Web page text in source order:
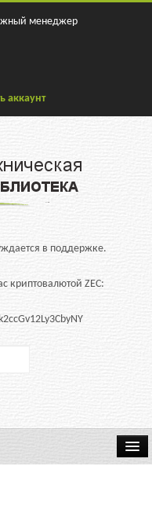
менеджер
аккаунт
в поддержке.
криптовалютой ZEC: